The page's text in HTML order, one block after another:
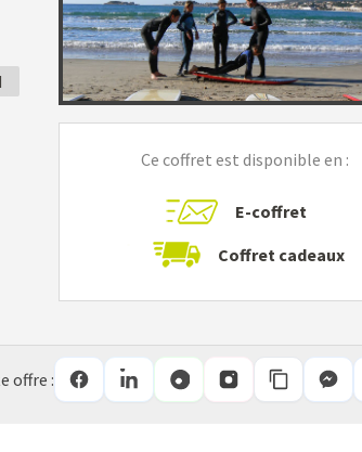
Ce coffret est disponible en :
E-coffret
Coffret cadeaux
offre :